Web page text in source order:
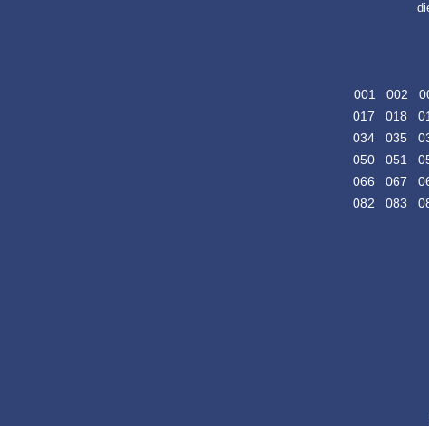
001 002
017
018
034
035
050
051
066
067
082
083